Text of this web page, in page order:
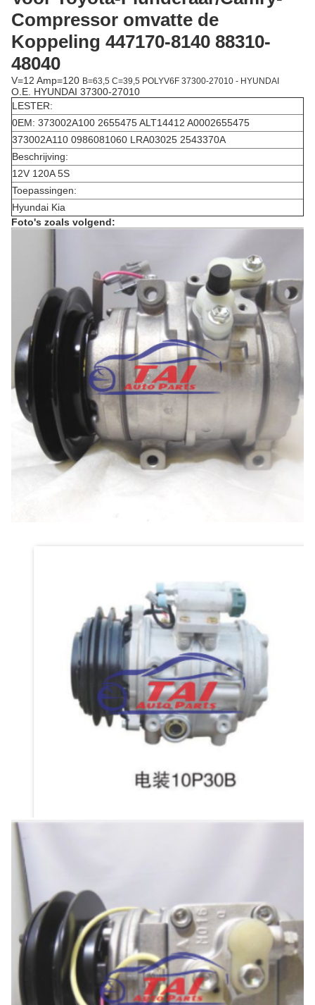
Compressor omvatte de
Koppeling 447170-8140 88310-
48040
V=12 Amp=120 B=63,5 C=39,5 POLYV6F 37300-27010 - HYUNDAI
O.E. HYUNDAI 37300-27010
LESTER:
0EM: 373002A100 2655475 ALT14412 A0002655475
373002A110 0986081060 LRA03025 2543370A
Beschrijving:
12V 120A 5S
Toepassingen:
Hyundai Kia
Foto's zoals volgend: